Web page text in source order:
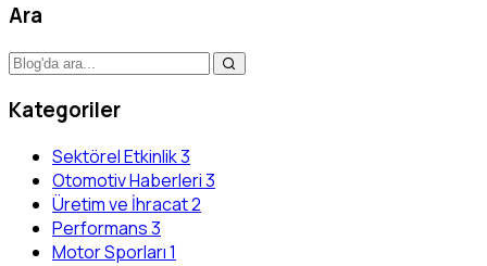
Ara
Kategoriler
Sektörel Etkinlik3
Otomotiv Haberleri3
Üretim ve İhracat2
Performans3
Motor Sporları1